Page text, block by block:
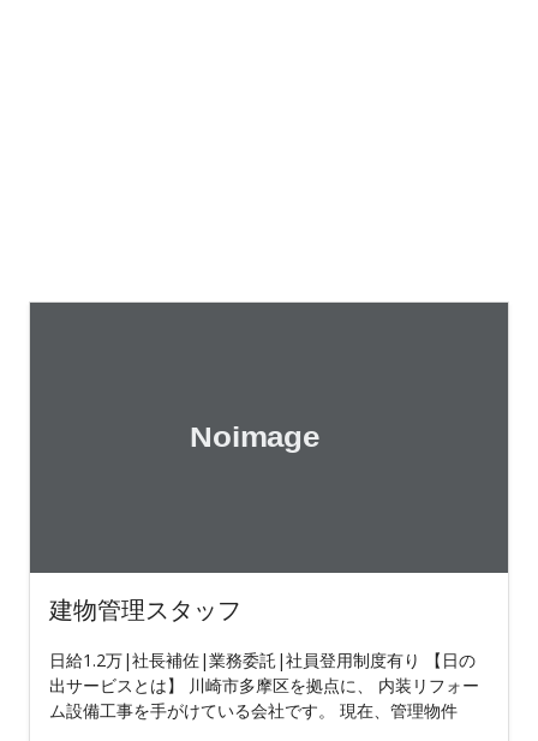
建物管理スタッフ
日給1.2万|社長補佐|業務委託|社員登用制度有り 【日の
出サービスとは】 川崎市多摩区を拠点に、 内装リフォー
ム設備工事を手がけている会社です。 現在、管理物件